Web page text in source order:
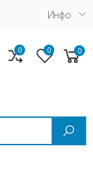
Инфо
0 0 0